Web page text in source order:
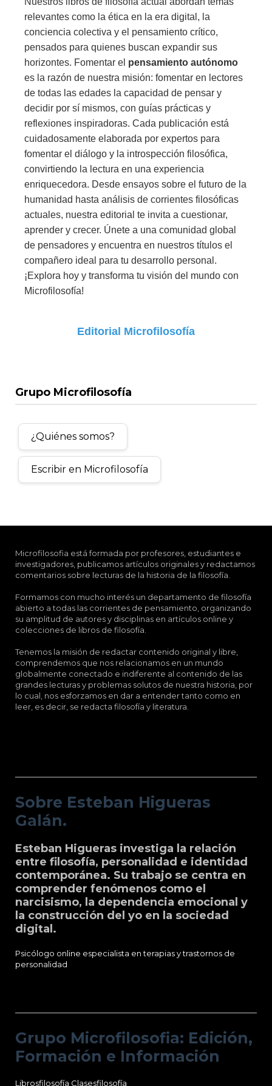
relevantes como la ética en la era digital, la
conciencia colectiva y el pensamiento crítico,
pensados para quienes buscan expandir sus
horizontes. Fomentar el pensamiento autónomo
es la razón de nuestra misión: fomentar en lectores
de todas las edades la capacidad de pensar y
decidir por sí mismos, con guías prácticas y
reflexiones inspiradoras. Cada publicación está
cuidadosamente elaborada por expertos para
fomentar el diálogo y la introspección filosófica,
convirtiendo la lectura en una experiencia
enriquecedora. Desde ensayos sobre el futuro de la
humanidad hasta análisis de corrientes filosóficas
actuales, nuestra editorial te invita a cuestionar,
aprender y crecer. Únete a una comunidad global
de pensadores y encuentra en nuestros títulos el
compañero ideal para tu desarrollo personal.
¡Explora hoy y transforma tu visión del mundo con
Microfilosofía!
Editorial Microfilosofía
Grupo Microfilosofía
¿Quiénes somos?
Escribir en Microfilosofía
Microfilosofia está formada por profesores, estudiantes e
investigadores, publicamos artículos originales y redactamos
comentarios sobre lecturas de la historia de la filosofía.
Formamos con mucho interés un departamento de filosofía
abierto a todas las corrientes de pensamiento, organizando
su amplitud de autores y disciplinas en artículos online y
colecciones de libros de filosofía.
Tenemos la misión de redactar contenido original y libre,
comprendemos que nos relacionamos en un mundo
globalmente conectado e indiferente al contenido de las
grandes lecturas y problemas solutos de nuestra historia, por
lo cual, nos esforzamos en dar a entender tanto como en
leer, es decir, se redacta filosofía y literatura.
Sobre Esteban Higueras
Galán.
Esteban Higueras investiga la relación
entre filosofía, personalidad e identidad
contemporánea. Su trabajo se centra en
comprender fenómenos como el
narcisismo, la dependencia emocional y
la construcción del yo en la sociedad
digital.
Psicólogo online especialista en terapias y trastornos de
personalidad
Grupo Microfilosofia: Edición,
Formación e Información
Librosfilosofía Clasesfilosofía